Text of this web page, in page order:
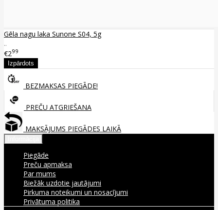
Gēla nagu laka Sunone S04, 5g
..
€299
BEZMAKSAS PIEGĀDE!
PREČU ATGRIEŠANA
MAKSĀJUMS PIEGĀDES LAIKĀ
Piegāde
Preču apmaksa
Par mums
Biežāk uzdotie jautājumi
Pirkuma noteikumi un nosacījumi
Privātuma politika